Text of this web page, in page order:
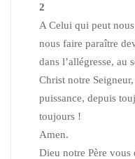
2
A Celui qui peut
nous faire paraître
dans l’allégresse, au
Christ notre Seigneur,
puissance, depuis
toujours !
Amen.
Dieu notre Père vous